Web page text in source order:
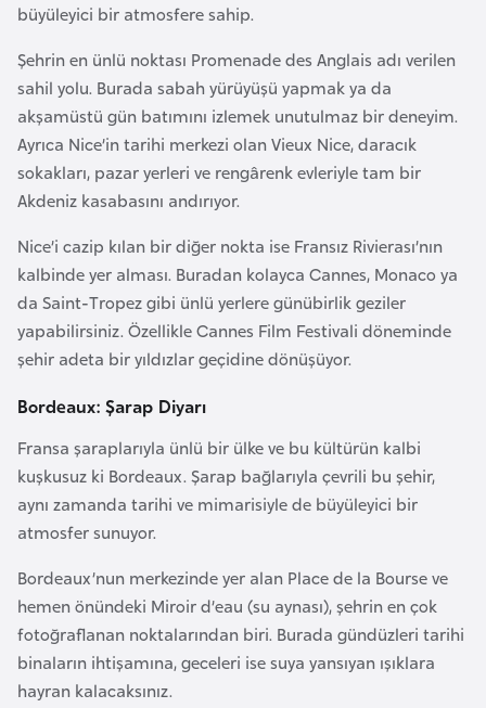
büyüleyici bir atmosfere sahip.
Şehrin en ünlü noktası Promenade des Anglais adı verilen
sahil yolu. Burada sabah yürüyüşü yapmak ya da
akşamüstü gün batımını izlemek unutulmaz bir deneyim.
Ayrıca Nice’in tarihi merkezi olan Vieux Nice, daracık
sokakları, pazar yerleri ve rengârenk evleriyle tam bir
Akdeniz kasabasını andırıyor.
Nice’i cazip kılan bir diğer nokta ise Fransız Rivierası’nın
kalbinde yer alması. Buradan kolayca Cannes, Monaco ya
da Saint-Tropez gibi ünlü yerlere günübirlik geziler
yapabilirsiniz. Özellikle Cannes Film Festivali döneminde
şehir adeta bir yıldızlar geçidine dönüşüyor.
Bordeaux: Şarap Diyarı
Fransa şaraplarıyla ünlü bir ülke ve bu kültürün kalbi
kuşkusuz ki Bordeaux. Şarap bağlarıyla çevrili bu şehir,
aynı zamanda tarihi ve mimarisiyle de büyüleyici bir
atmosfer sunuyor.
Bordeaux’nun merkezinde yer alan Place de la Bourse ve
hemen önündeki Miroir d’eau (su aynası), şehrin en çok
fotoğraflanan noktalarından biri. Burada gündüzleri tarihi
binaların ihtişamına, geceleri ise suya yansıyan ışıklara
hayran kalacaksınız.
k
C
u
m
h
u
r
y
e
t
i
C
z
a
y
i
r
C
i
b